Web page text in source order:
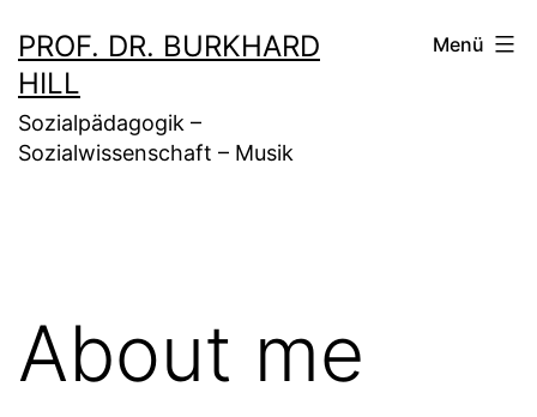
Inhalt
springen
PROF. DR. BURKHARD
HILL
Sozialpädagogik –
Sozialwissenschaft – Musik
Menü
About me